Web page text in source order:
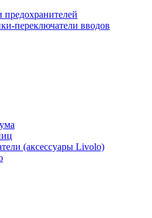
переключатели вводов
(аксессуары Livolo)